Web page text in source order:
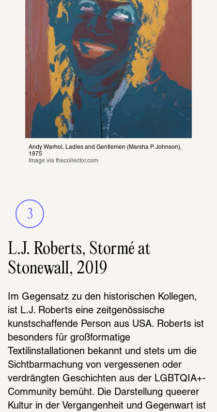
Andy Warhol, Ladies and Gentlemen (Marsha P. Johnson),
1975
Image via thecollector.com
3
L.J. Roberts, Stormé at
Stonewall, 2019
Im Gegensatz zu den historischen Kollegen,
ist L.J. Roberts eine zeitgenössische
kunstschaffende Person aus USA. Roberts ist
besonders für großformatige
Textilinstallationen bekannt und stets um die
Sichtbarmachung von vergessenen oder
verdrängten Geschichten aus der LGBTQIA+-
Community bemüht. Die Darstellung queerer
Kultur in der Vergangenheit und Gegenwart ist